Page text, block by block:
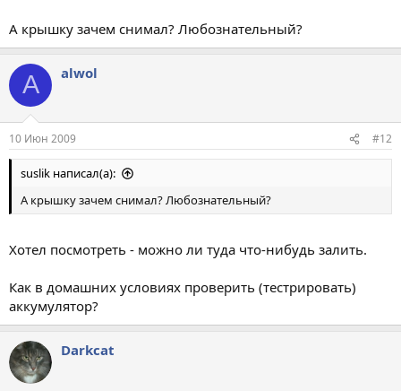
А крышку зачем снимал? Любознательный?
A alwol
10 Июн 2009 #12
suslik написал(а):
А крышку зачем снимал? Любознательный?
Хотел посмотреть - можно ли туда что-нибудь залить.
Как в домашних условиях проверить (тестрировать)
аккумулятор?
Darkcat